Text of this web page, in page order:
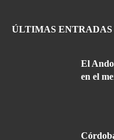
ÚLTIMAS ENTRADAS
El
en el